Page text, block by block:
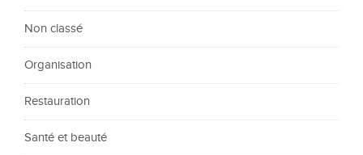
Non classé
Organisation
Restauration
Santé et beauté